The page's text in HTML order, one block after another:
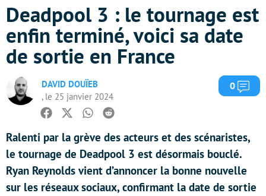
Deadpool 3 : le tournage est
enfin terminé, voici sa date
de sortie en France
DAVID DOUÏEB
, le 25 janvier 2024
0
Facebook
TwitterWhatsapp
Reddit
Ralenti par la grève des acteurs et des scénaristes,
le tournage de Deadpool 3 est désormais bouclé.
Ryan Reynolds vient d’annoncer la bonne nouvelle
sur les réseaux sociaux, confirmant la date de sortie